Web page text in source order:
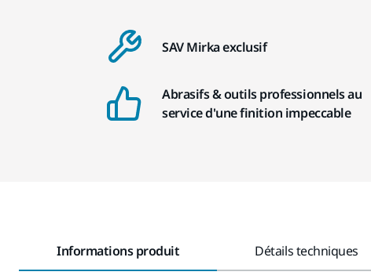
SAV Mirka exclusif
Abrasifs & outils professionnels au
service d'une finition impeccable
Informations produit Détails techniques